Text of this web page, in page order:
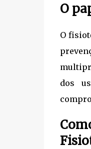
O
O
dos